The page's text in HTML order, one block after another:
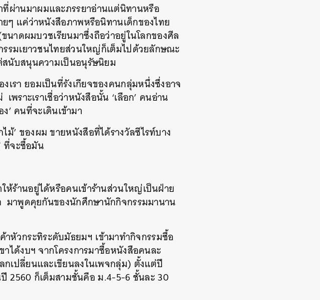
ที่ผ่านมาผมและภรรยาอ่านแต่นิทานหรือ
ๆ แค่ว่าหนังสือภาพหรือนิทานเด็กของไทย
ขนาดผมบวชเรียนมาซึ่งถือว่าอยู่ในโลกของศีล
รรมเยาวชนไทยส่วนใหญ่ก็เต็มไปด้วยลักษณะ
นับสนุนความเป็นอนุรัษนิยม
เรา ยอมเป็นที่รังเกียจของคนกลุ่มหนึ่งซึ่งอาจ
เพราะเราเชื่อว่าหนังสือนั้น ‘เลือก’ คนอ่าน
’ คนที่จะเดินเข้ามา
ม้’ ของผมขายหนังสือที่ได้รางวัลซีไรท์บาง
ที่จะซื้อมัน
ห้ร้านอยู่ได้หรือคนเข้าร้านส่วนใหญ่เป็นฝ่าย
มาพูดคุยกันของนักศึกษานักกิจกรรมมานาน
าหัวกระทิระดับมัธยมฯ เข้ามาทำกิจกรรมซื้อ
าได้งบฯ จากโครงการมาซื้อหนังสือคนละ
เปลี่ยนและเขียนลงในเพจกลุ่ม) ตั้งแต่ปี
2560 ก็เต็มสามชั้นคือม.4-5-6ชั้นละ 30
EMAIL